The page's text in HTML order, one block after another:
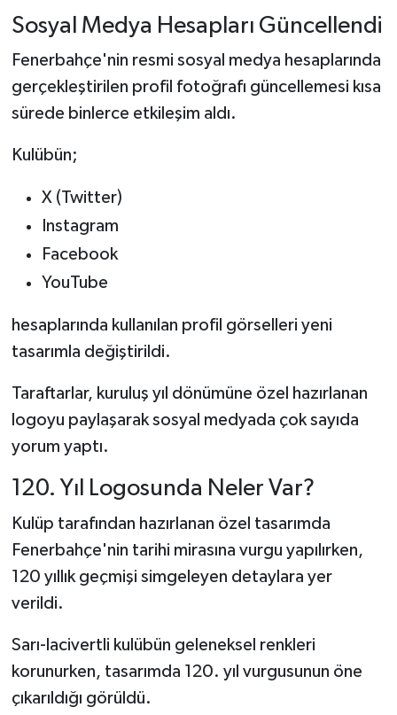
Sosyal Medya Hesapları Güncellendi
Fenerbahçe'nin resmi sosyal medya hesaplarında
gerçekleştirilen profil fotoğrafı güncellemesi kısa
sürede binlerce etkileşim aldı.
Kulübün;
X (Twitter)
Instagram
Facebook
YouTube
hesaplarında kullanılan profil görselleri yeni
tasarımla değiştirildi.
Taraftarlar, kuruluş yıl dönümüne özel hazırlanan
logoyu paylaşarak sosyal medyada çok sayıda
yorum yaptı.
120. Yıl Logosunda Neler Var?
Kulüp tarafından hazırlanan özel tasarımda
Fenerbahçe'nin tarihi mirasına vurgu yapılırken,
120 yıllık geçmişi simgeleyen detaylara yer
verildi.
Sarı-lacivertli kulübün geleneksel renkleri
korunurken, tasarımda 120. yıl vurgusunun öne
çıkarıldığı görüldü.